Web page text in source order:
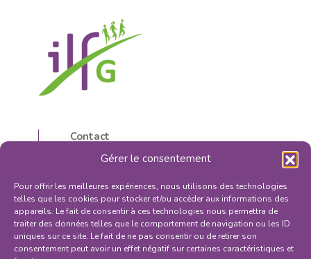
Gérer le consentement
Pour offrir les meilleures expériences, nous utilisons des technologies
telles que les cookies pour stocker et/ou accéder aux informations des
appareils. Le fait de consentir à ces technologies nous permettra de
traiter des données telles que le comportement de navigation ou les ID
uniques sur ce site. Le fait de ne pas consentir ou de retirer son
consentement peut avoir un effet négatif sur certaines caractéristiques et
Contact
5, rue d’Isly
87000 Limoges, France
05 55 32 59 16
contactilfg@orange.fr